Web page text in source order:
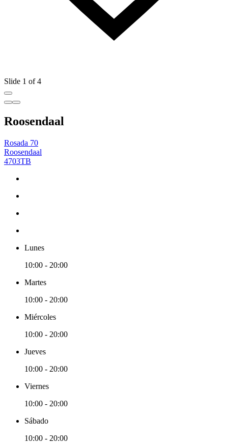
Slide 1 of 4
Roosendaal
Rosada 70
Roosendaal
4703TB
Lunes
10:00 - 20:00
Martes
10:00 - 20:00
Miércoles
10:00 - 20:00
Jueves
10:00 - 20:00
Viernes
10:00 - 20:00
Sábado
10:00 - 20:00